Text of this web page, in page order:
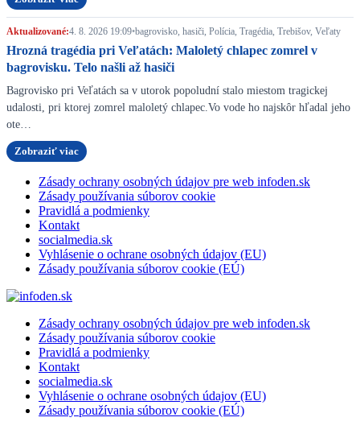
Aktualizované:4. 8. 2026 19:09•bagrovisko, hasiči, Polícia, Tragédia, Trebišov, Veľaty
Hrozná tragédia pri Veľatách: Maloletý chlapec zomrel v
bagrovisku. Telo našli až hasiči
Bagrovisko pri Veľatách sa v utorok popoludní stalo miestom tragickej
udalosti, pri ktorej zomrel maloletý chlapec.Vo vode ho najskôr hľadal jeho
ote…
Zobraziť viac
Zásady ochrany osobných údajov pre web infoden.sk
Zásady používania súborov cookie
Pravidlá a podmienky
Kontakt
socialmedia.sk
Vyhlásenie o ochrane osobných údajov (EU)
Zásady používania súborov cookie (EÚ)
Zásady ochrany osobných údajov pre web infoden.sk
Zásady používania súborov cookie
Pravidlá a podmienky
Kontakt
socialmedia.sk
Vyhlásenie o ochrane osobných údajov (EU)
Zásady používania súborov cookie (EÚ)